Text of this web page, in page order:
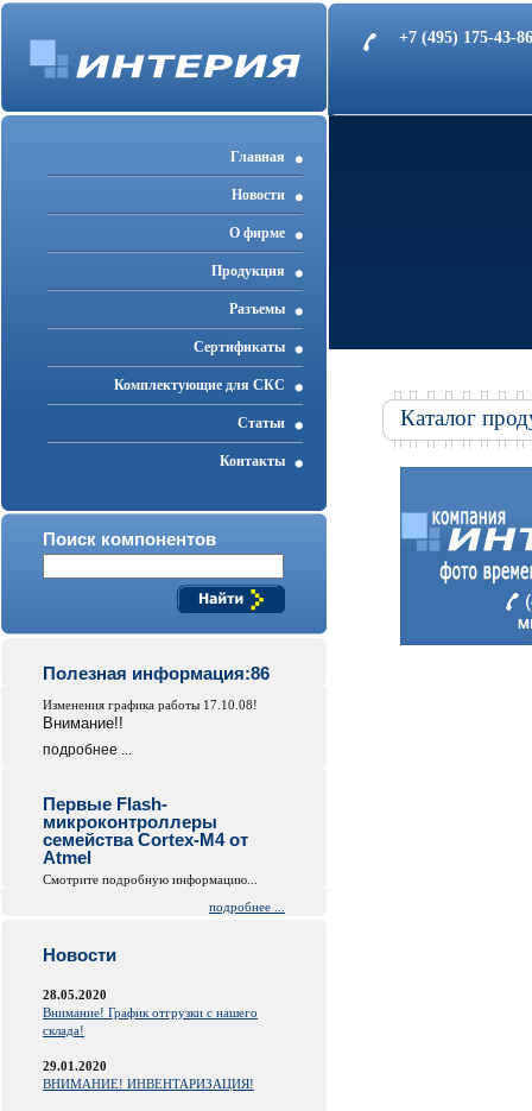
+7 (495) 175-43-
Главная
Новости
О фирме
Продукция
Разъемы
Cертификаты
Комплектующие для СКС
Статьи
Контакты
Поиск компонентов
Полезная информация:86
Изменения графика работы 17.10.08!
Внимание!!
подробнее ...
Первые Flash-
микроконтроллеры
семейства Cortex-M4 от
Atmel
Смотрите подробную информацию...
подробнее ...
Новости
28.05.2020
Внимание! График отгрузки с нашего
склада!
29.01.2020
ВНИМАНИЕ! ИНВЕНТАРИЗАЦИЯ!
Каталог